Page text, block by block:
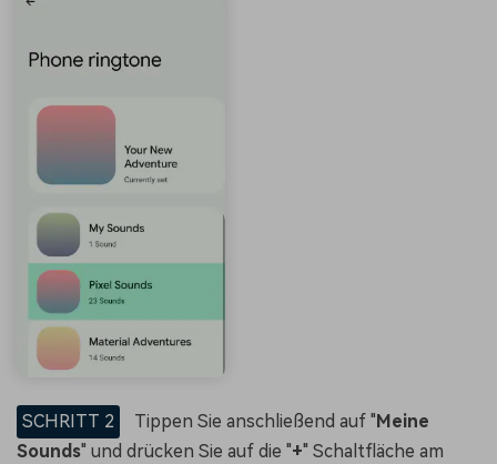
SCHRITT 2 Tippen Sie anschließend auf "Meine
Sounds" und drücken Sie auf die "+" Schaltfläche am